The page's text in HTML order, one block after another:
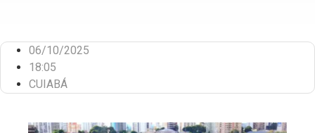
06/10/2025
18:05
CUIABÁ